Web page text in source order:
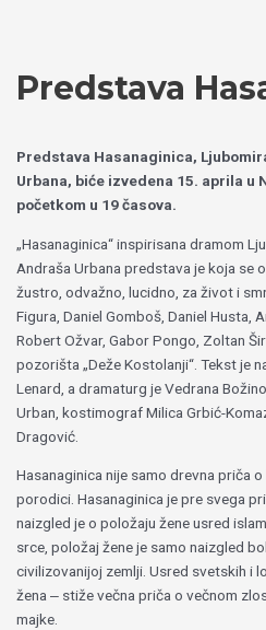
Predstava
Predstava Hasanaginica,
Urbana, biće izvedena 15. aprila u
početkom u 19 časova.
„Hasanaginica“ inspirisana dramom
Andraša Urbana predstava je koja se
žustro, odvažno, lucidno, za život i
Figura, Daniel Gomboš, Daniel Husta,
Robert Ožvar, Gabor Pongo, Zoltan
pozorišta „Deže Kostolanji“. Tekst je
Lenard, a dramaturg je Vedrana
Urban, kostimograf Milica Grbić-
Dragović.
Hasanaginica nije samo drevna priča
porodici. Hasanaginica je pre svega
naizgled je o položaju žene usred
srce, položaj žene je samo naizgled
civilizovanijoj zemlji. Usred svetskih i
žena ‒ stiže večna priča o večnom
majke.